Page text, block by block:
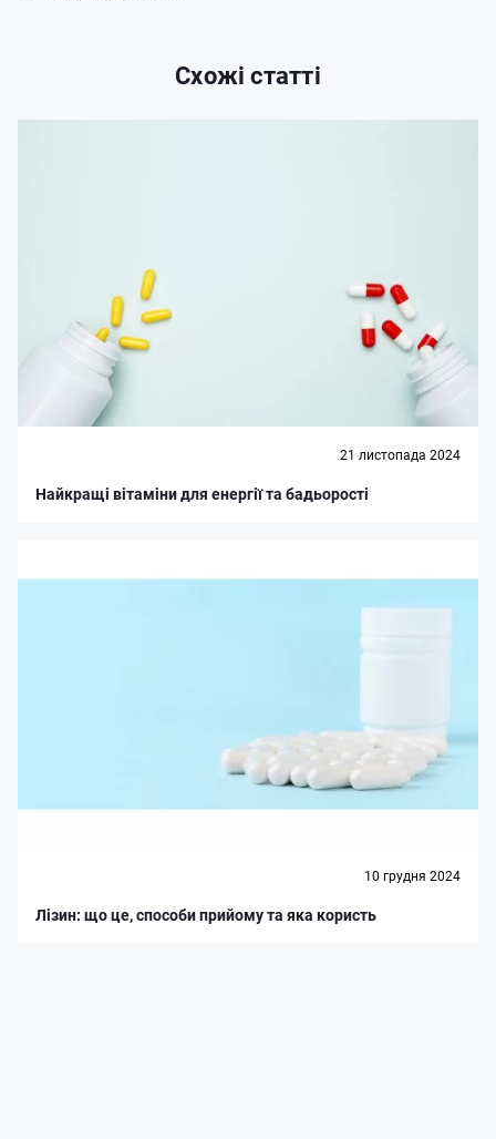
Схожі статті
21 листопада 2024
Найкращі вітаміни для енергії та бадьорості
10 грудня 2024
Лізин: що це, способи прийому та яка користь